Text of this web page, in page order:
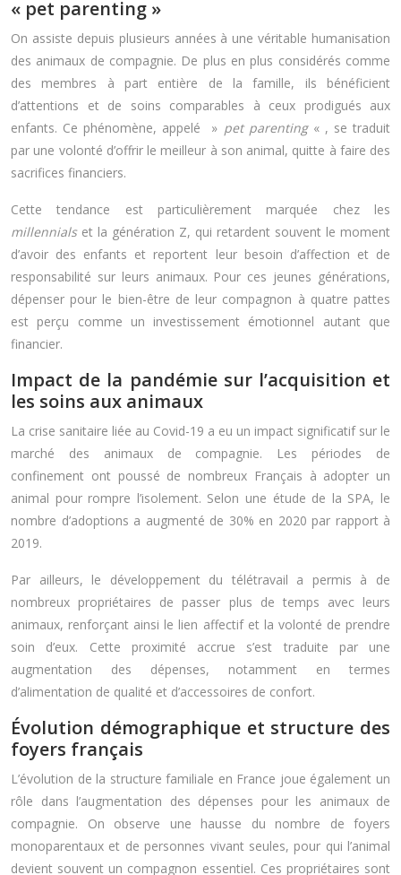
« pet parenting »
On assiste depuis plusieurs années à une véritable humanisation
des animaux de compagnie. De plus en plus considérés comme
des membres à part entière de la famille, ils bénéficient
d’attentions et de soins comparables à ceux prodigués aux
enfants. Ce phénomène, appelé » pet parenting « , se traduit
par une volonté d’offrir le meilleur à son animal, quitte à faire des
sacrifices financiers.
Cette tendance est particulièrement marquée chez les
millennials et la génération Z, qui retardent souvent le moment
d’avoir des enfants et reportent leur besoin d’affection et de
responsabilité sur leurs animaux. Pour ces jeunes générations,
dépenser pour le bien-être de leur compagnon à quatre pattes
est perçu comme un investissement émotionnel autant que
financier.
Impact de la pandémie sur l’acquisition et
les soins aux animaux
La crise sanitaire liée au Covid-19 a eu un impact significatif sur le
marché des animaux de compagnie. Les périodes de
confinement ont poussé de nombreux Français à adopter un
animal pour rompre l’isolement. Selon une étude de la SPA, le
nombre d’adoptions a augmenté de 30% en 2020 par rapport à
2019.
Par ailleurs, le développement du télétravail a permis à de
nombreux propriétaires de passer plus de temps avec leurs
animaux, renforçant ainsi le lien affectif et la volonté de prendre
soin d’eux. Cette proximité accrue s’est traduite par une
augmentation des dépenses, notamment en termes
d’alimentation de qualité et d’accessoires de confort.
Évolution démographique et structure des
foyers français
L’évolution de la structure familiale en France joue également un
rôle dans l’augmentation des dépenses pour les animaux de
compagnie. On observe une hausse du nombre de foyers
monoparentaux et de personnes vivant seules, pour qui l’animal
devient souvent un compagnon essentiel. Ces propriétaires sont